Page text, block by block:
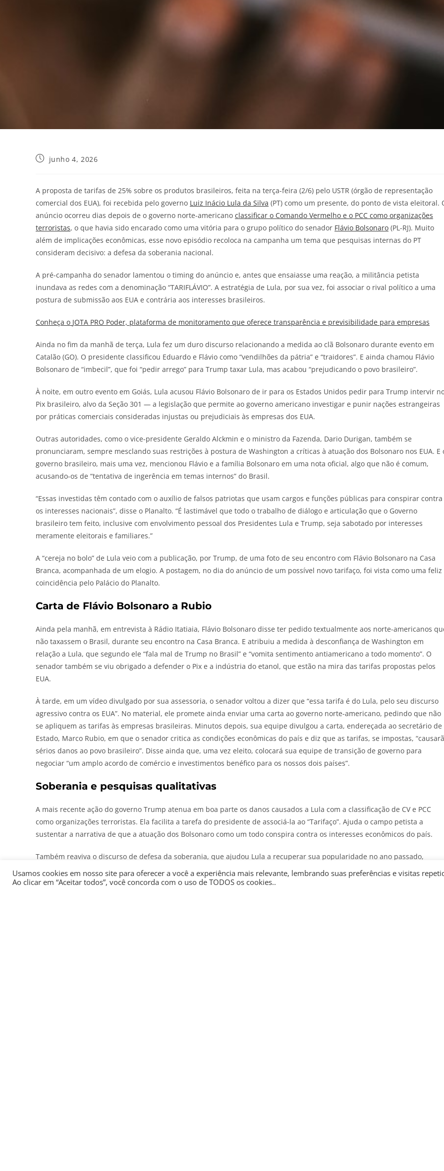
junho 4, 2026
A proposta de tarifas de 25% sobre os produtos brasileiros, feita na terça-feira (2/6) pelo USTR (órgão de representação
comercial dos EUA), foi recebida pelo governo Luiz Inácio Lula da Silva (PT) como um presente, do ponto de vista eleitoral.
anúncio ocorreu dias depois de o governo norte-americano classificar o Comando Vermelho e o PCC como organizações
terroristas, o que havia sido encarado como uma vitória para o grupo político do senador Flávio Bolsonaro (PL-RJ). Muito
além de implicações econômicas, esse novo episódio recoloca na campanha um tema que pesquisas internas do PT
consideram decisivo: a defesa da soberania nacional.
A pré-campanha do senador lamentou o timing do anúncio e, antes que ensaiasse uma reação, a militância petista
inundava as redes com a denominação “TARIFLÁVIO”. A estratégia de Lula, por sua vez, foi associar o rival político a uma
postura de submissão aos EUA e contrária aos interesses brasileiros.
Conheça o JOTA PRO Poder, plataforma de monitoramento que oferece transparência e previsibilidade para empresas
Ainda no fim da manhã de terça, Lula fez um duro discurso relacionando a medida ao clã Bolsonaro durante evento em
Catalão (GO). O presidente classificou Eduardo e Flávio como “vendilhões da pátria” e “traidores”. E ainda chamou Flávio
Bolsonaro de “imbecil”, que foi “pedir arrego” para Trump taxar Lula, mas acabou “prejudicando o povo brasileiro”.
À noite, em outro evento em Goiás, Lula acusou Flávio Bolsonaro de ir para os Estados Unidos pedir para Trump intervir
Pix brasileiro, alvo da Seção 301 — a legislação que permite ao governo americano investigar e punir nações estrangeiras
por práticas comerciais consideradas injustas ou prejudiciais às empresas dos EUA.
Outras autoridades, como o vice-presidente Geraldo Alckmin e o ministro da Fazenda, Dario Durigan, também se
pronunciaram, sempre mesclando suas restrições à postura de Washington a críticas à atuação dos Bolsonaro nos EUA. E
governo brasileiro, mais uma vez, mencionou Flávio e a família Bolsonaro em uma nota oficial, algo que não é comum,
acusando-os de “tentativa de ingerência em temas internos” do Brasil.
“Essas investidas têm contado com o auxílio de falsos patriotas que usam cargos e funções públicas para conspirar contra
os interesses nacionais”, disse o Planalto. “É lastimável que todo o trabalho de diálogo e articulação que o Governo
brasileiro tem feito, inclusive com envolvimento pessoal dos Presidentes Lula e Trump, seja sabotado por interesses
meramente eleitorais e familiares.”
A “cereja no bolo” de Lula veio com a publicação, por Trump, de uma foto de seu encontro com Flávio Bolsonaro na Casa
Branca, acompanhada de um elogio. A postagem, no dia do anúncio de um possível novo tarifaço, foi vista como uma feliz
coincidência pelo Palácio do Planalto.
Carta de Flávio Bolsonaro a Rubio
Ainda pela manhã, em entrevista à Rádio Itatiaia, Flávio Bolsonaro disse ter pedido textualmente aos norte-americanos
não taxassem o Brasil, durante seu encontro na Casa Branca. E atribuiu a medida à desconfiança de Washington em
relação a Lula, que segundo ele “fala mal de Trump no Brasil” e “vomita sentimento antiamericano a todo momento”. O
senador também se viu obrigado a defender o Pix e a indústria do etanol, que estão na mira das tarifas propostas pelos
EUA.
À tarde, em um vídeo divulgado por sua assessoria, o senador voltou a dizer que “essa tarifa é do Lula, pelo seu discurso
agressivo contra os EUA”. No material, ele promete ainda enviar uma carta ao governo norte-americano, pedindo que não
se apliquem as tarifas às empresas brasileiras. Minutos depois, sua equipe divulgou a carta, endereçada ao secretário de
Estado, Marco Rubio, em que o senador critica as condições econômicas do país e diz que as tarifas, se impostas,
sérios danos ao povo brasileiro”. Disse ainda que, uma vez eleito, colocará sua equipe de transição de governo para
negociar “um amplo acordo de comércio e investimentos benéfico para os nossos dois países”.
Soberania e pesquisas qualitativas
A mais recente ação do governo Trump atenua em boa parte os danos causados a Lula com a classificação de CV e PCC
como organizações terroristas. Ela facilita a tarefa do presidente de associá-la ao “Tarifaço”. Ajuda o campo petista a
sustentar a narrativa de que a atuação dos Bolsonaro como um todo conspira contra os interesses econômicos do país.
Também reaviva o discurso de defesa da soberania, que ajudou Lula a recuperar sua popularidade no ano passado,
quando resolveu não se dobrar às tarifas anunciadas pelo governo Trump em retaliação à condenação do ex-presidente
Jair Bolsonaro.
Usamos cookies em nosso site para oferecer a você a experiência mais relevante, lembrando suas preferências e visitas
Ao clicar em “Aceitar todos”, você concorda com o uso de TODOS os cookies..